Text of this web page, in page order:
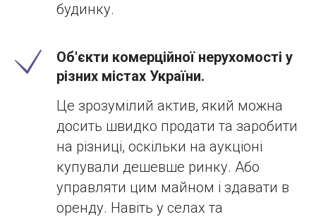
будинку.
Об'єкти комерційної нерухомості у
різних містах України.
Це зрозумілий актив, який можна
досить швидко продати та заробити
на різниці, оскільки на аукціоні
купували дешевше ринку. Або
управляти цим майном і здавати в
оренду. Навіть у селах та